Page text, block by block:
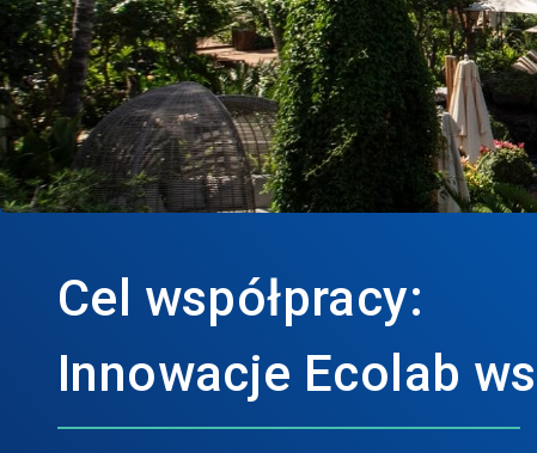
Cel współpracy:
Innowacje Ecolab